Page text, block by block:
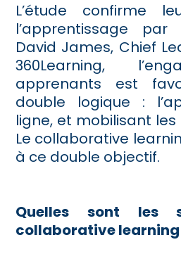
L’étude confirme
l’apprentissage
David James, Chief
360Learning,
apprenants est
double logique :
ligne, et mobilisant
Le collaborative
à ce double objectif.
Quelles sont les
collaborative learning